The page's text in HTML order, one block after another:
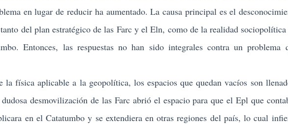
en lugar de reducir ha aumentado. La causa principal es el
del plan estratégico de las Farc y el Eln, como de la realidad
Entonces, las respuestas no han sido integrales contra un problema
física aplicable a la geopolítica, los espacios que quedan vacíos son
desmovilización de las Farc abrió el espacio para que el Epl que
en el Catatumbo y se extendiera en otras regiones del país, lo cual